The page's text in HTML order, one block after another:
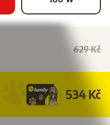
629 Kč
534 Kč